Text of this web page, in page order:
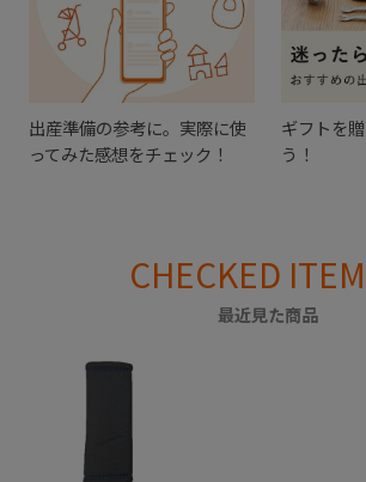
出産準備の参考に。実際に使
ってみた感想をチェック！
ギフトを
う！
CHECKED ITEM
最近見た商品